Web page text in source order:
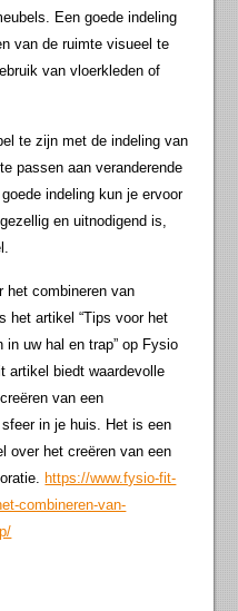
Een goede indeling
van de ruimte visueel te
van vloerkleden of
te zijn met de indeling van
passen aan veranderende
indeling kun je ervoor
en uitnodigend is,
het combineren van
het artikel “Tips voor het
uw hal en trap” op Fysio
artikel biedt waardevolle
van een
in je huis. Het is een
over het creëren van een
https://www.fysio-fit-
combineren-van-